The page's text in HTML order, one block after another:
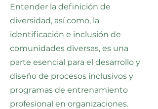
Entender la definición de
diversidad, así como, la
identificación e inclusión de
comunidades diversas, es una
parte esencial para el desarrollo y
diseño de procesos inclusivos y
programas de entrenamiento
profesional en organizaciones.